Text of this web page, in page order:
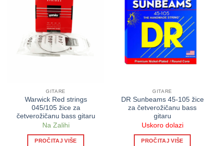
GITARE
Warwick Red strings
045/105 žice za
četverožičanu bass gitaru
Na Zalihi
PROČITAJ VIŠE
GITARE
DR Sunbeams 45-105 žice
za četverožičanu bass
gitaru
Uskoro dolazi
PROČITAJ VIŠE